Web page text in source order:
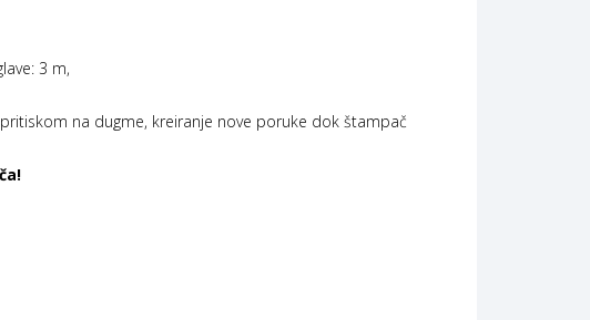
3 m,
na dugme, kreiranje nove poruke dok štampač